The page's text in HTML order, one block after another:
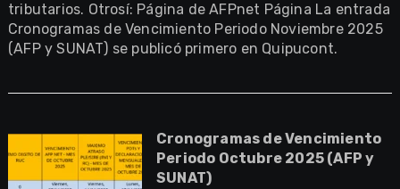
tributarios. Otrosí: Página de AFPnet Página La entrada
Cronogramas de Vencimiento Periodo Noviembre 2025
(AFP y SUNAT) se publicó primero en Quipucont.
Cronogramas de Vencimiento
Periodo Octubre 2025 (AFP y
SUNAT)